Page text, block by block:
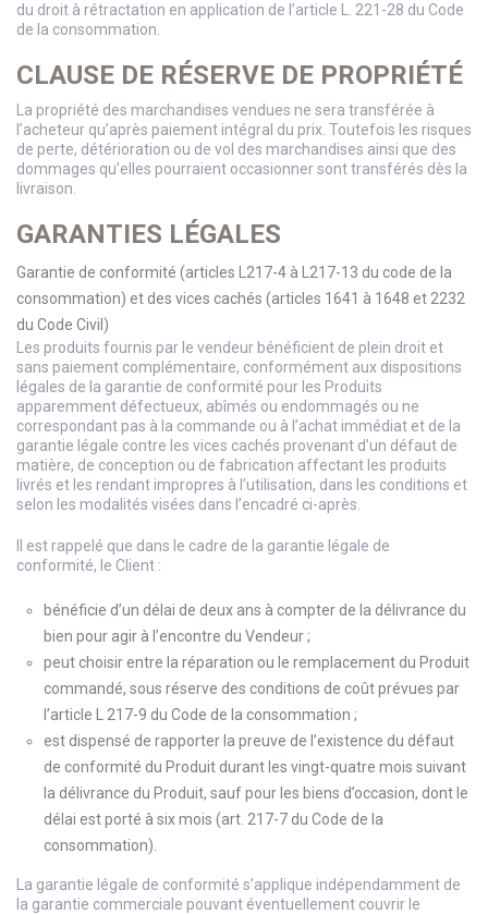
du droit à rétractation en application de l’article L. 221-28 du Code
de la consommation.
CLAUSE DE RÉSERVE DE PROPRIÉTÉ
La propriété des marchandises vendues ne sera transférée à
l’acheteur qu’après paiement intégral du prix. Toutefois les risques
de perte, détérioration ou de vol des marchandises ainsi que des
dommages qu’elles pourraient occasionner sont transférés dès la
livraison.
GARANTIES LÉGALES
Garantie de conformité (articles L217-4 à L217-13 du code de la
consommation) et des vices cachés (articles 1641 à 1648 et 2232
du Code Civil)
Les produits fournis par le vendeur bénéficient de plein droit et
sans paiement complémentaire, conformément aux dispositions
légales de la garantie de conformité pour les Produits
apparemment défectueux, abîmés ou endommagés ou ne
correspondant pas à la commande ou à l’achat immédiat et de la
garantie légale contre les vices cachés provenant d’un défaut de
matière, de conception ou de fabrication affectant les produits
livrés et les rendant impropres à l’utilisation, dans les conditions et
selon les modalités visées dans l’encadré ci-après.
Il est rappelé que dans le cadre de la garantie légale de
conformité, le Client :
bénéficie d’un délai de deux ans à compter de la délivrance du
bien pour agir à l’encontre du Vendeur ;
peut choisir entre la réparation ou le remplacement du Produit
commandé, sous réserve des conditions de coût prévues par
l’article L 217-9 du Code de la consommation ;
est dispensé de rapporter la preuve de l’existence du défaut
de conformité du Produit durant les vingt-quatre mois suivant
la délivrance du Produit, sauf pour les biens d’occasion, dont le
délai est porté à six mois (art. 217-7 du Code de la
consommation).
La garantie légale de conformité s’applique indépendamment de
la garantie commerciale pouvant éventuellement couvrir le